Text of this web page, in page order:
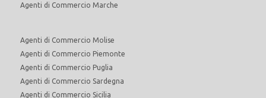
Agenti di Commercio Marche
Agenti di Commercio Molise
Agenti di Commercio Piemonte
Agenti di Commercio Puglia
Agenti di Commercio Sardegna
Agenti di Commercio Sicilia